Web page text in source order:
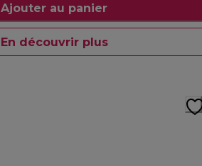
Ajouter au panier
En découvrir plus